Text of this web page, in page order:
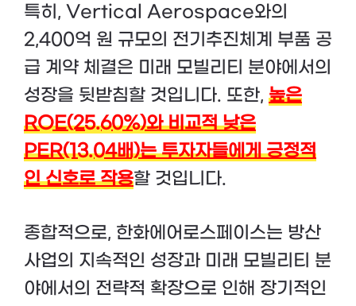
특히, Vertical Aerospace와의
2,400억 원 규모의 전기추진체계 부품 공
급 계약 체결은 미래 모빌리티 분야에서의
성장을 뒷받침할 것입니다. 또한, 높은
ROE(25.60%)와 비교적 낮은
PER(13.04배)는 투자자들에게 긍정적
인 신호로 작용할 것입니다.
종합적으로, 한화에어로스페이스는 방산
사업의 지속적인 성장과 미래 모빌리티 분
야에서의 전략적 확장으로 인해 장기적인